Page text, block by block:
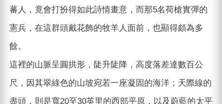
蕃人，竟會打扮得如此詩情畫意，而那5名荷槍實彈的
憲兵，在這群頭戴花飾的牧羊人面前，也顯得頗為多
餘。
這裡的山脈呈圓拱形，陡升陡降，高度落差達數百公
尺，因其翠綠色的山坡宛若一座凝固的海洋；天際線的
盡頭，則是寬20至30英里的西部平原，以及蔚藍的太平